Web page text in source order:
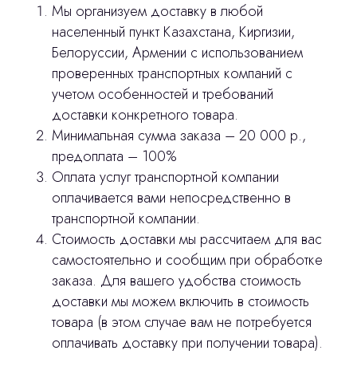
Мы организуем доставку в любой
населенный пункт Казахстана, Киргизии,
Белоруссии, Армении с использованием
проверенных транспортных компаний с
учетом особенностей и требований
доставки конкретного товара.
Минимальная сумма заказа – 20 000 р.,
предоплата – 100%
Оплата услуг транспортной компании
оплачивается вами непосредственно в
транспортной компании.
Стоимость доставки мы рассчитаем для вас
самостоятельно и сообщим при обработке
заказа. Для вашего удобства стоимость
доставки мы можем включить в стоимость
товара (в этом случае вам не потребуется
оплачивать доставку при получении товара).
Отправить вопрос
Нажимая на кнопку «Отправить вопрос»
Главная
Продукция
3D печать
Изготовление хирургических шаблонов
Оплата и доставка
Политика конфиденциальности
Контакты